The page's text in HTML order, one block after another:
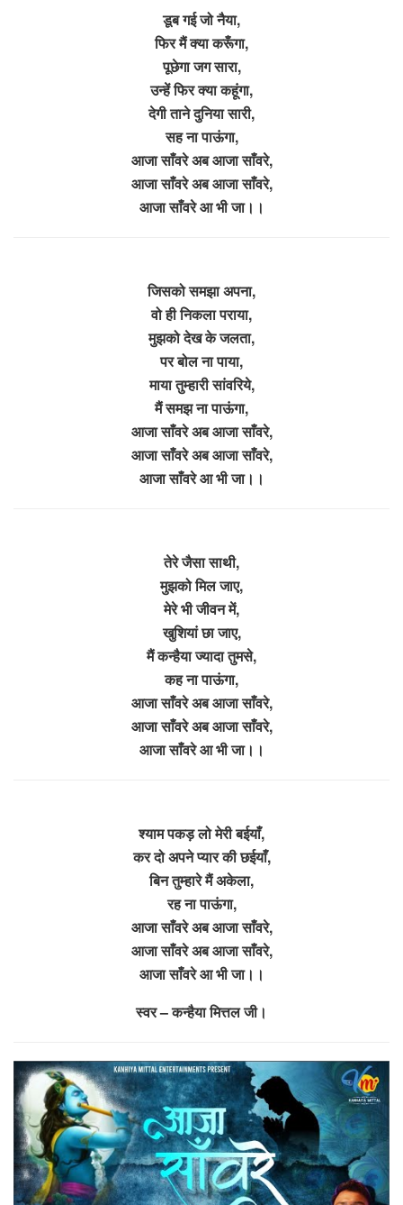
डूब गई जो नैया,
फिर मैं क्या करूँगा,
पूछेगा जग सारा,
उन्हें फिर क्या कहूंगा,
देगी ताने दुनिया सारी,
सह ना पाऊंगा,
आजा साँवरे अब आजा साँवरे,
आजा साँवरे अब आजा साँवरे,
आजा साँवरे आ भी जा।।
जिसको समझा अपना,
वो ही निकला पराया,
मुझको देख के जलता,
पर बोल ना पाया,
माया तुम्हारी सांवरिये,
मैं समझ ना पाऊंगा,
आजा साँवरे अब आजा साँवरे,
आजा साँवरे अब आजा साँवरे,
आजा साँवरे आ भी जा।।
तेरे जैसा साथी,
मुझको मिल जाए,
मेरे भी जीवन में,
खुशियां छा जाए,
मैं कन्हैया ज्यादा तुमसे,
कह ना पाऊंगा,
आजा साँवरे अब आजा साँवरे,
आजा साँवरे अब आजा साँवरे,
आजा साँवरे आ भी जा।।
श्याम पकड़ लो मेरी बईयाँ,
कर दो अपने प्यार की छईयाँ,
बिन तुम्हारे मैं अकेला,
रह ना पाऊंगा,
आजा साँवरे अब आजा साँवरे,
आजा साँवरे अब आजा साँवरे,
आजा साँवरे आ भी जा।।
स्वर – कन्हैया मित्तल जी।